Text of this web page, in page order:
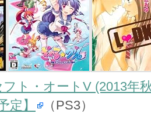
ト・オートV (2013年
定】
（PS3）